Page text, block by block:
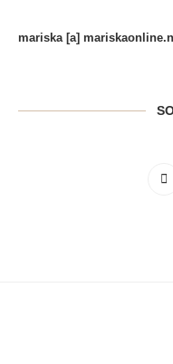
mariska [a] mariskaonline.nl